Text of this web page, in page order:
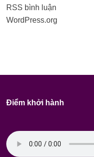
RSS bình luận
WordPress.org
Điểm khởi hành